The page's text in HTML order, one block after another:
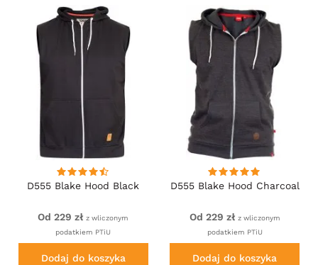
D555 Blake Hood Black
Od 229 zł z wliczonym
podatkiem PTiU
Dodaj do koszyka
D555 Blake Hood Charcoal
Od 229 zł z wliczonym
podatkiem PTiU
Dodaj do koszyka